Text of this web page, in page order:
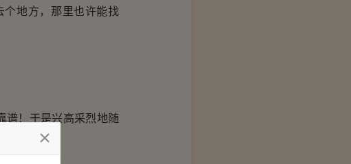
个地方，那里也许能找
谱！于是兴高采烈地随